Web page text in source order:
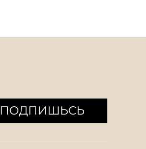
ПОДПИШЬСЬ